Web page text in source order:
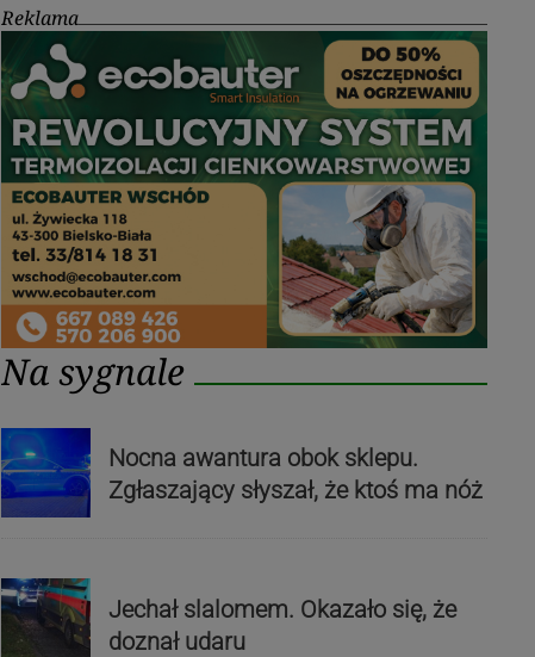
Reklama
Na sygnale
Nocna awantura obok sklepu.
Zgłaszający słyszał, że ktoś ma nóż
Jechał slalomem. Okazało się, że
doznał udaru